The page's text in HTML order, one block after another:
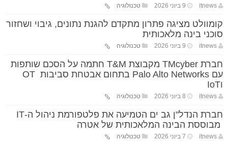
itnews 9 ביוני 2026 טכנולוגיה
קומוולט מציגה פתרון מתקדם להגנת נתונים, גיבוי ושחזור
סוכני בינה מלאכותית
itnews 9 ביוני 2026 טכנולוגיה
חברת TMcyber מקבוצת T&M חתמה על הסכם שותפות
עם Palo Alto Networks בתחום אבטחת סביבות OT
וIoT
itnews 8 ביוני 2026 טכנולוגיה
חברת הנדל"ן גב ים הטמיעה את פלטפורמת ניהול ה-IT
מבוססת הבינה המלאכותית של אטרה
itnews 7 ביוני 2026 טכנולוגיה